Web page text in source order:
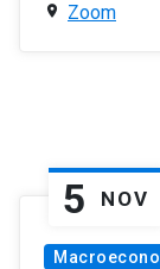
Zoom
5 NOV